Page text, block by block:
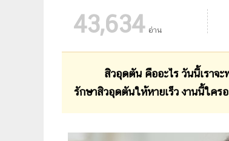
43,634 อ่าน
สิวอุดตัน คืออะไร วันนี้เราจะพา
รักษาสิวอุดตันให้หายเร็ว งานนี้ใค